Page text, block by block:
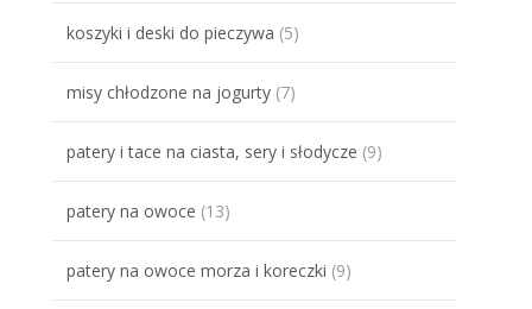
koszyki i deski do pieczywa (5)
misy chłodzone na jogurty (7)
patery i tace na ciasta, sery i słodycze (9)
patery na owoce (13)
patery na owoce morza i koreczki (9)